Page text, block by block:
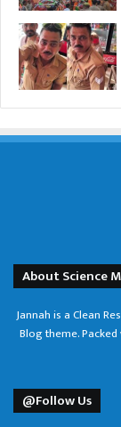
About Science
Jannah is a Clean
Blog theme.
@Follow Us